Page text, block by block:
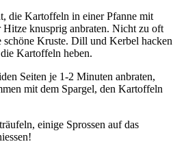
die Kartoffeln in einer Pfanne mit
knusprig anbraten. Nicht zu oft
schöne Kruste. Dill und Kerbel hacken
Kartoffeln heben.
Seiten je 1-2 Minuten anbraten,
mit dem Spargel, den Kartoffeln
einige Sprossen auf das